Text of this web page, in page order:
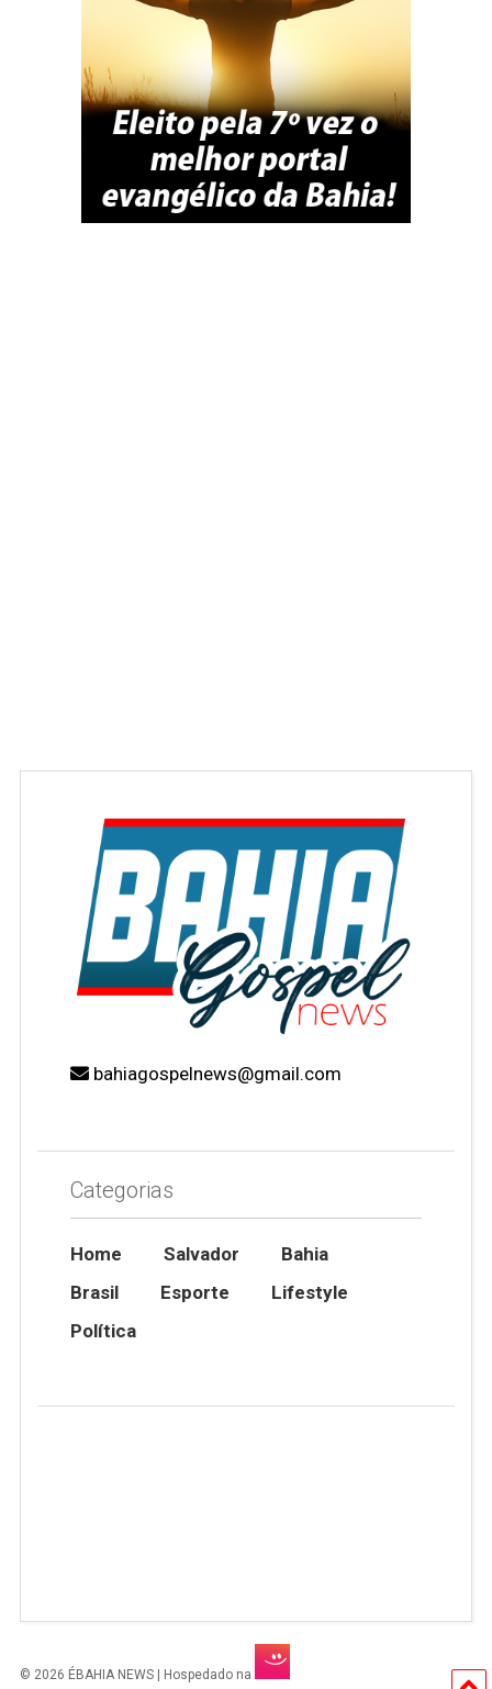
bahiagospelnews@gmail.com
Categorias
Home Salvador
Bahia
Brasil
Esporte
Lifestyle
Política
© 2026 ÉBAHIA NEWS | Hospedado na